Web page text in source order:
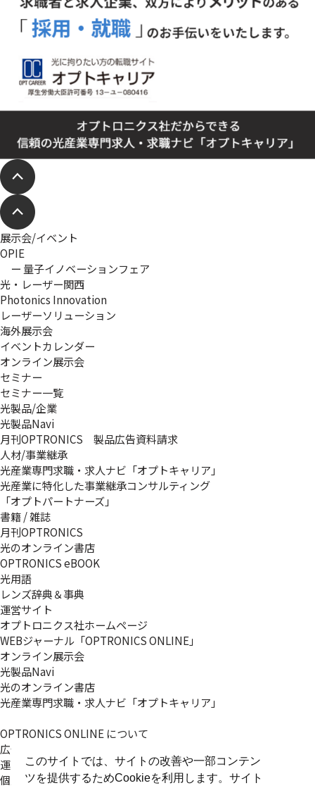
このサイトでは、サイトの改善や一部コンテン
ツを提供するためCookieを利用します。サイト
展示会/イベント
OPIE
ー 量子イノベーションフェア
光・レーザー関西
Photonics Innovation
レーザーソリューション
海外展示会
イベントカレンダー
オンライン展示会
セミナー
セミナー一覧
光製品/企業
光製品Navi
月刊OPTRONICS 製品広告資料請求
人材/事業継承
光産業専門求職・求人ナビ「オプトキャリア」
光産業に特化した事業継承コンサルティング
「オプトパートナーズ」
書籍 / 雑誌
月刊OPTRONICS
光のオンライン書店
OPTRONICS eBOOK
光用語
レンズ辞典＆事典
運営サイト
オプトロニクス社ホームページ
WEBジャーナル「OPTRONICS ONLINE」
オンライン展示会
光製品Navi
光のオンライン書店
光産業専門求職・求人ナビ「オプトキャリア」
OPTRONICS ONLINE について
広告掲載について
運営会社
個人情報